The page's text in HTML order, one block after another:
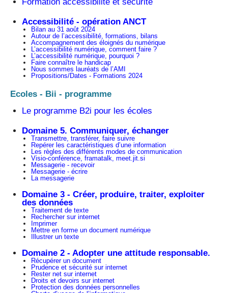
Accessibilité - opération ANCT
Bilan au 31 août 2024
Autour de l’accessibilité, formations, bilans
Accompagnement des éloignés du numérique
L’accessibilité numérique, comment faire ?
L’accessibilité numérique, pourquoi ?
Faire connaître le handicap
Nous sommes lauréats de l’AMI
Propositions/Dates - Formations 2024
Ecoles - Bii - programme
Le programme B2i pour les écoles
Domaine 5. Communiquer, échanger
Transmettre, transférer, faire suivre
Repérer les caractéristiques d’une information
Les règles des différents modes de communication
Visio-conférence, framatalk, meet.jit.si
Messagerie - recevoir
Messagerie - écrire
La messagerie
Domaine 3 - Créer, produire, traiter, exploiter
des données
Traitement de texte
Rechercher sur internet
Imprimer
Mettre en forme un document numérique
Illustrer un texte
Domaine 2 - Adopter une attitude responsable.
Récupérer un document
Prudence et sécurité sur internet
Rester net sur internet
Droits et devoirs sur internet
Protection des données personnelles